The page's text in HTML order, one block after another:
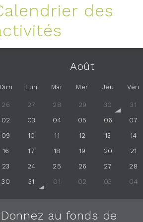
des
Août
Lun Mar Mer Jeu Ven
26 27 28 29 30 31
02 03 04 05 06 07
09 10 11 12 13 14
16 17 18 19 20 21
23 24 25 26 27 28
30 31 01 02 03 04
Donnez au fonds de